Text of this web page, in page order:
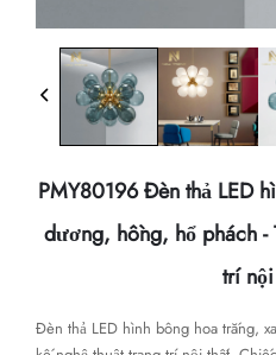
PMY80196 Đèn thả LED
dương, hồng, hổ phách -
trí
Đèn thả LED hình bông hoa trắng,